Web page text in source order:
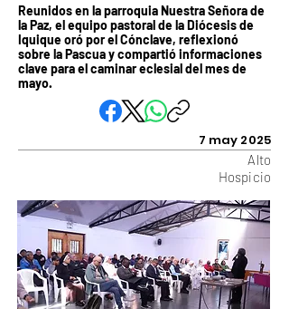
Reunidos en la parroquia Nuestra Señora de
la Paz, el equipo pastoral de la Diócesis de
Iquique oró por el Cónclave, reflexionó
sobre la Pascua y compartió informaciones
clave para el caminar eclesial del mes de
mayo.
7 may 2025
Alto
Hospicio